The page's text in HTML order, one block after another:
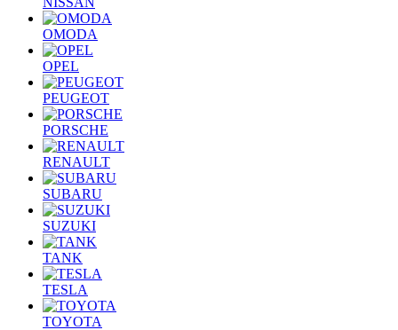
OMODA
OPEL
PEUGEOT
PORSCHE
RENAULT
SUBARU
SUZUKI
TANK
TESLA
TOYOTA